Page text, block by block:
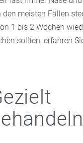
den meisten Fällen
1 bis 2 Wochen
sollten, erfahren